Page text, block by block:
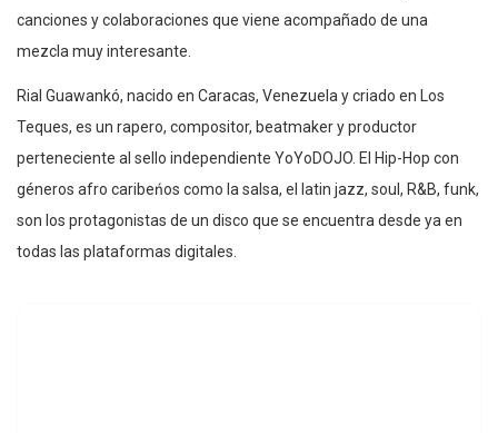
canciones y colaboraciones que viene acompañado de una
mezcla muy interesante.
Rial Guawankó, nacido en Caracas, Venezuela y criado en Los
Teques, es un rapero, compositor, beatmaker y productor
perteneciente al sello independiente YoYoDOJO. El Hip-Hop con
géneros afro caribeńos como la salsa, el latin jazz, soul, R&B, funk,
son los protagonistas de un disco que se encuentra desde ya en
todas las plataformas digitales.